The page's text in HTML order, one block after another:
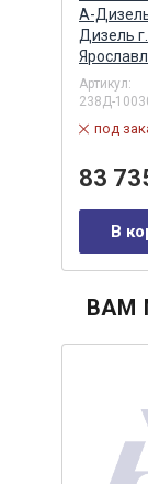
А-
Дизель г.
Артикул:
238Д-
под
83
В
ВАМ